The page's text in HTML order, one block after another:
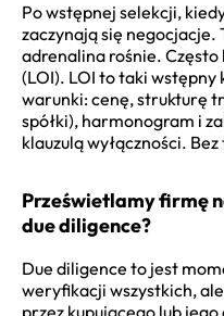
Po wstępnej selekcji,
zaczynają się negocjacje.
adrenalina rośnie.
(LOI). LOI to taki
warunki: cenę, strukturę
spółki), harmonogram i
klauzulą wyłączności.
Prześwietlamy firmę
due diligence?
Due diligence to jest
weryfikacji wszystkich,